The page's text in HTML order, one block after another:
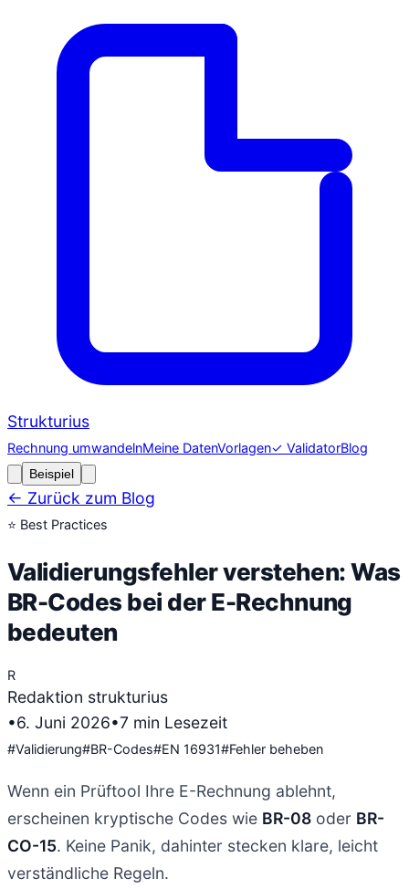
Strukturius
Rechnung umwandelnMeine DatenVorlagen✓ ValidatorBlog
Beispiel
← Zurück zum Blog
⭐ Best Practices
Validierungsfehler verstehen: Was
BR-Codes bei der E-Rechnung
bedeuten
R
Redaktion strukturius
•6. Juni 2026•7 min Lesezeit
#Validierung#BR-Codes#EN 16931#Fehler beheben
Wenn ein Prüftool Ihre E-Rechnung ablehnt,
erscheinen kryptische Codes wie BR-08 oder BR-
CO-15. Keine Panik, dahinter stecken klare, leicht
verständliche Regeln.